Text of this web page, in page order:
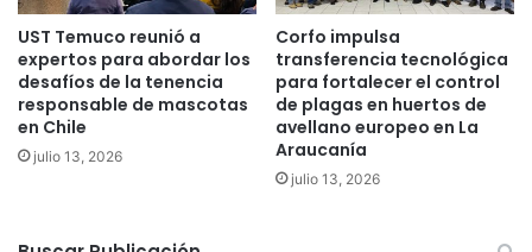
UST Temuco reunió a
expertos para abordar los
desafíos de la tenencia
responsable de mascotas
en Chile
julio 13, 2026
Corfo impulsa
transferencia tecnológica
para fortalecer el control
de plagas en huertos de
avellano europeo en La
Araucanía
julio 13, 2026